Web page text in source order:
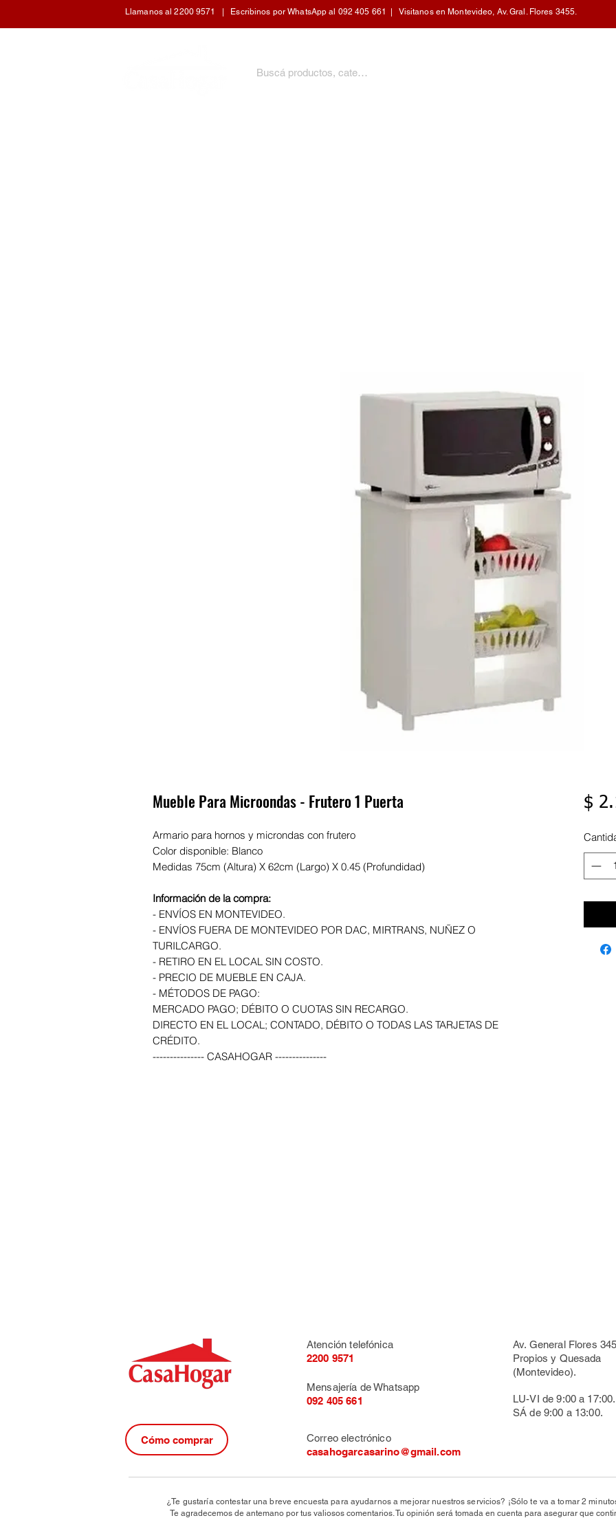
Llamanos al 2200 9571 | Escribinos por WhatsApp al 092 405 661 | Visitanos en Montevideo, Av. Gral. Flores 3455.
Mueble Para Microondas - Frutero 1 Puerta
Armario para hornos y microndas con frutero
Color disponible: Blanco
Medidas 75cm (Altura) X 62cm (Largo) X 0.45 (Profundidad)
Información de la compra:
- ENVÍOS EN MONTEVIDEO.
- ENVÍOS FUERA DE MONTEVIDEO POR DAC, MIRTRANS, NUÑEZ O
TURILCARGO.
- RETIRO EN EL LOCAL SIN COSTO.
- PRECIO DE MUEBLE EN CAJA.
- MÉTODOS DE PAGO:
MERCADO PAGO; DÉBITO O CUOTAS SIN RECARGO.
DIRECTO EN EL LOCAL; CONTADO, DÉBITO O TODAS LAS TARJETAS DE
CRÉDITO.
--------------- CASAHOGAR ---------------
$
Atención telefónica
2200 9571
Mensajería de Whatsapp
092 405 661
Av. General Flores
Propios y Quesada
(Montevideo).
LU-VI de 9:00 a 17:00.
SÁ de 9:00 a 13:00.
Correo electrónico
casahogarcasarino@gmail.com
¿Te gustaría contestar una breve encuesta para ayudarnos a mejorar nuestros servicios? ¡Sólo te va a tomar 2
Te agradecemos de antemano por tus valiosos comentarios. Tu opinión será tomada en cuenta para asegurar que
Cómo comprar